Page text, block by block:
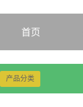
首页
产品分类